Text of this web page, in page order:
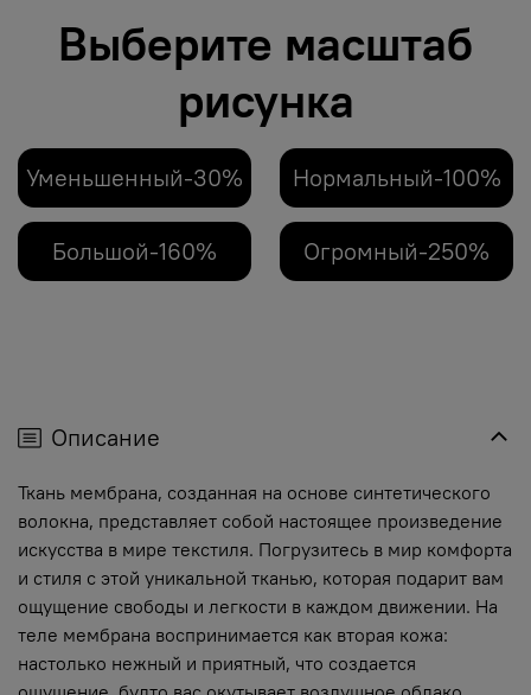
Выберите масштаб
рисунка
Уменьшенный-30% Нормальный-100%
Большой-160% Огромный-250%
Описание
Ткань мембрана, созданная на основе синтетического
волокна, представляет собой настоящее произведение
искусства в мире текстиля. Погрузитесь в мир комфорта
и стиля с этой уникальной тканью, которая подарит вам
ощущение свободы и легкости в каждом движении. На
теле мембрана воспринимается как вторая кожа:
настолько нежный и приятный, что создается